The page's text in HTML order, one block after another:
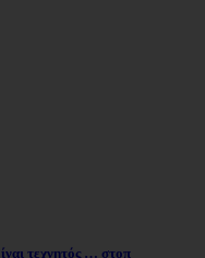
τεχνητός … στοπ